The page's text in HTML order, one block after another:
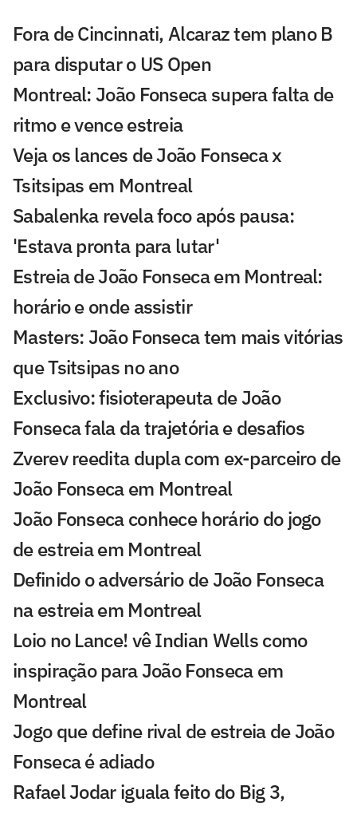
Fora de Cincinnati, Alcaraz tem plano B
para disputar o US Open
Montreal: João Fonseca supera falta de
ritmo e vence estreia
Veja os lances de João Fonseca x
Tsitsipas em Montreal
Sabalenka revela foco após pausa:
'Estava pronta para lutar'
Estreia de João Fonseca em Montreal:
horário e onde assistir
Masters: João Fonseca tem mais vitórias
que Tsitsipas no ano
Exclusivo: fisioterapeuta de João
Fonseca fala da trajetória e desafios
Zverev reedita dupla com ex-parceiro de
João Fonseca em Montreal
João Fonseca conhece horário do jogo
de estreia em Montreal
Definido o adversário de João Fonseca
na estreia em Montreal
Loio no Lance! vê Indian Wells como
inspiração para João Fonseca em
Montreal
Jogo que define rival de estreia de João
Fonseca é adiado
Rafael Jodar iguala feito do Big 3,